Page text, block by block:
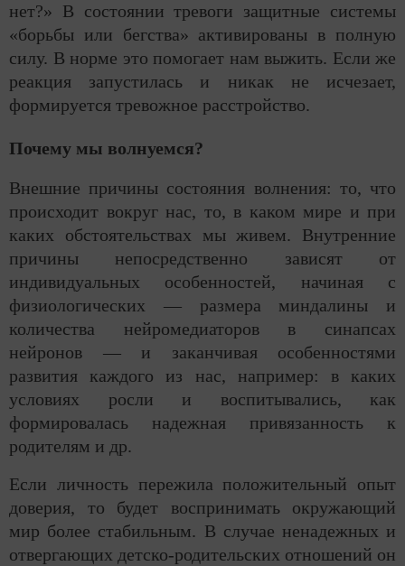
нет?» В состоянии тревоги защитные системы
«борьбы или бегства» активированы в полную
силу. В норме это помогает нам выжить. Если же
реакция запустилась и никак не исчезает,
формируется тревожное расстройство.
Почему мы волнуемся?
Внешние причины состояния волнения: то, что
происходит вокруг нас, то, в каком мире и при
каких обстоятельствах мы живем. Внутренние
причины непосредственно зависят от
индивидуальных особенностей, начиная с
физиологических — размера миндалины и
количества нейромедиаторов в синапсах
нейронов — и заканчивая особенностями
развития каждого из нас, например: в каких
условиях росли и воспитывались, как
формировалась надежная привязанность к
родителям и др.
Если личность пережила положительный опыт
доверия, то будет воспринимать окружающий
мир более стабильным. В случае ненадежных и
отвергающих детско-родительских отношений он